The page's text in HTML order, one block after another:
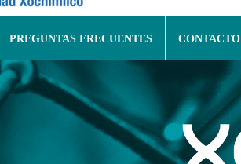
PREGUNTAS FRECUENTES CONTACTO